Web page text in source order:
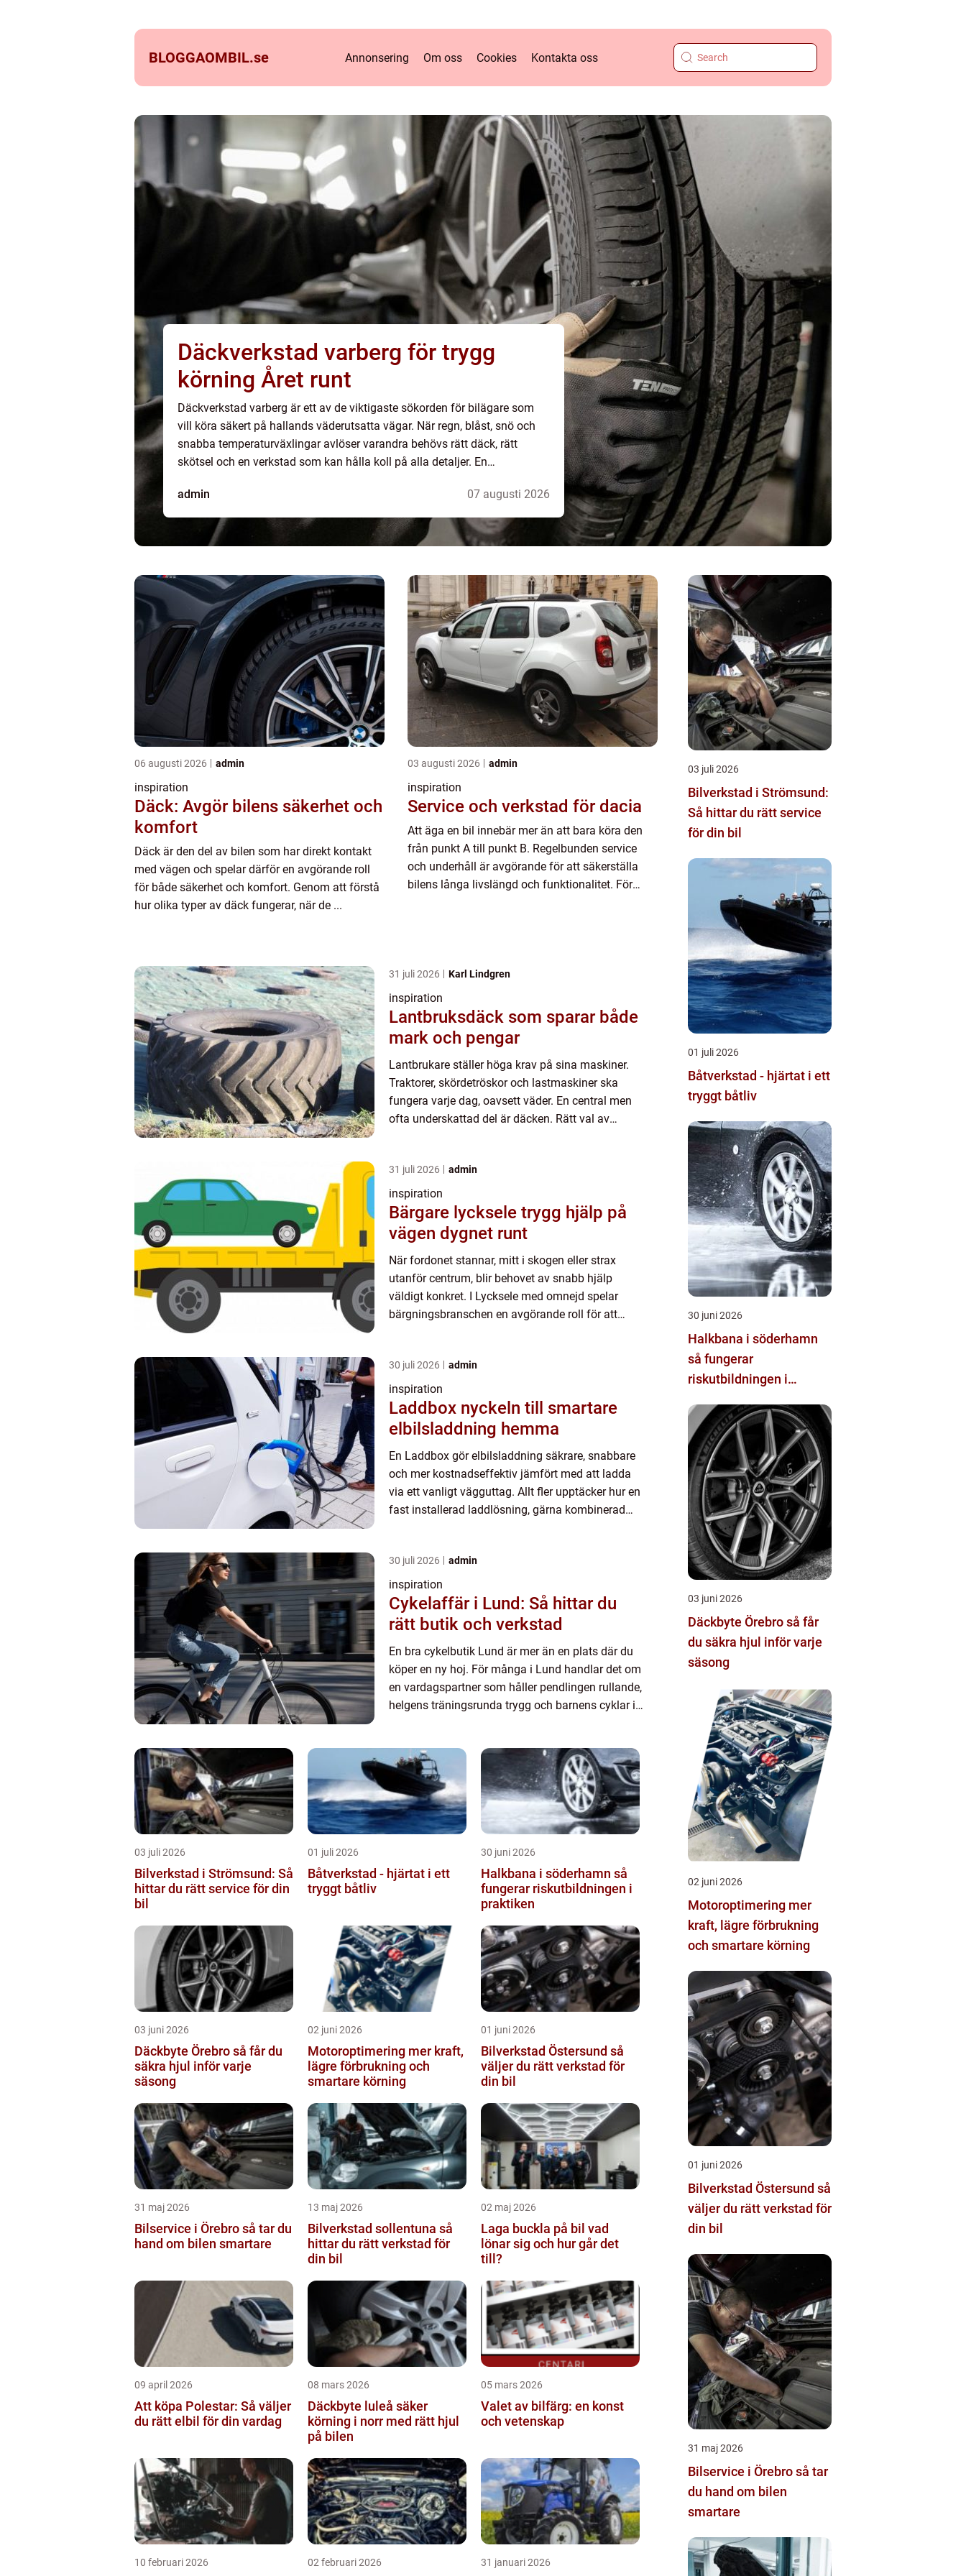
BLOGGAOMBIL.se Annonsering Om oss Cookies Kontakta oss
Däckverkstad varberg för trygg
körning Året runt
Däckverkstad varberg är ett av de viktigaste sökorden för bilägare som
vill köra säkert på hallands väderutsatta vägar. När regn, blåst, snö och
snabba temperaturväxlingar avlöser varandra behövs rätt däck, rätt
skötsel och en verkstad som kan hålla koll på alla detaljer. En
oc...
admin 07 augusti 2026
06 augusti 2026 admin
inspiration
Däck: Avgör bilens säkerhet och
komfort
Däck är den del av bilen som har direkt kontakt
med vägen och spelar därför en avgörande roll
för både säkerhet och komfort. Genom att förstå
hur olika typer av däck fungerar, när de ...
03 augusti 2026 admin
inspiration
Service och verkstad för dacia
Att äga en bil innebär mer än att bara köra den
från punkt A till punkt B. Regelbunden service
och underhåll är avgörande för att säkerställa
bilens långa livslängd och funktionalitet. För
31 juli 2026 Karl Lindgren
inspiration
Lantbruksdäck som sparar både
mark och pengar
Lantbrukare ställer höga krav på sina maskiner.
Traktorer, skördetröskor och lastmaskiner ska
fungera varje dag, oavsett väder. En central men
ofta underskattad del är däcken. Rätt val av
31 juli 2026 admin
inspiration
Bärgare lycksele trygg hjälp på
vägen dygnet runt
När fordonet stannar, mitt i skogen eller strax
utanför centrum, blir behovet av snabb hjälp
väldigt konkret. I Lycksele med omnejd spelar
bärgningsbranschen en avgörande roll för att
30 juli 2026 admin
inspiration
Laddbox nyckeln till smartare
elbilsladdning hemma
En Laddbox gör elbilsladdning säkrare, snabbare
och mer kostnadseffektiv jämfört med att ladda
via ett vanligt vägguttag. Allt fler upptäcker hur en
fast installerad laddlösning, gärna kombinerad
30 juli 2026 admin
inspiration
Cykelaffär i Lund: Så hittar du
rätt butik och verkstad
En bra cykelbutik Lund är mer än en plats där du
köper en ny hoj. För många i Lund handlar det om
en vardagspartner som håller pendlingen rullande,
helgens träningsrunda trygg och barnens cyklar i
03 juli 2026
Bilverkstad i Strömsund: Så
hittar du rätt service för din
bil
01 juli 2026
Båtverkstad - hjärtat i ett
tryggt båtliv
30 juni 2026
Halkbana i söderhamn så
fungerar riskutbildningen i
praktiken
03 juni 2026
Däckbyte Örebro så får du
säkra hjul inför varje
säsong
02 juni 2026
Motoroptimering mer kraft,
lägre förbrukning och
smartare körning
01 juni 2026
Bilverkstad Östersund så
väljer du rätt verkstad för
din bil
31 maj 2026
Bilservice i Örebro så tar du
hand om bilen smartare
13 maj 2026
Bilverkstad sollentuna så
hittar du rätt verkstad för
din bil
02 maj 2026
Laga buckla på bil vad
lönar sig och hur går det
till?
09 april 2026
Att köpa Polestar: Så väljer
du rätt elbil för din vardag
08 mars 2026
Däckbyte luleå säker
körning i norr med rätt hjul
på bilen
05 mars 2026
Valet av bilfärg: en konst
och vetenskap
10 februari 2026 02 februari 2026 31 januari 2026
03 juli 2026
Bilverkstad i Strömsund:
Så hittar du rätt service
för din bil
01 juli 2026
Båtverkstad - hjärtat i ett
tryggt båtliv
30 juni 2026
Halkbana i söderhamn
så fungerar
riskutbildningen i
03 juni 2026
Däckbyte Örebro så får
du säkra hjul inför varje
säsong
02 juni 2026
Motoroptimering mer
kraft, lägre förbrukning
och smartare körning
01 juni 2026
Bilverkstad Östersund så
väljer du rätt verkstad för
din bil
31 maj 2026
Bilservice i Örebro så tar
du hand om bilen
smartare